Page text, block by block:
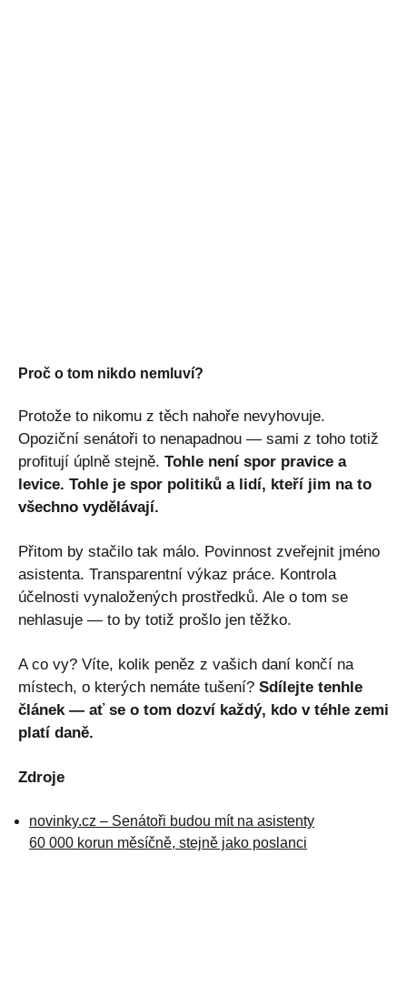
Proč o tom nikdo nemluví?
Protože to nikomu z těch nahoře nevyhovuje.
Opoziční senátoři to nenapadnou — sami z toho totiž
profitují úplně stejně. Tohle není spor pravice a
levice. Tohle je spor politiků a lidí, kteří jim na to
všechno vydělávají.
Přitom by stačilo tak málo. Povinnost zveřejnit jméno
asistenta. Transparentní výkaz práce. Kontrola
účelnosti vynaložených prostředků. Ale o tom se
nehlasuje — to by totiž prošlo jen těžko.
A co vy? Víte, kolik peněz z vašich daní končí na
místech, o kterých nemáte tušení? Sdílejte tenhle
článek — ať se o tom dozví každý, kdo v téhle zemi
platí daně.
Zdroje
novinky.cz – Senátoři budou mít na asistenty
60 000 korun měsíčně, stejně jako poslanci